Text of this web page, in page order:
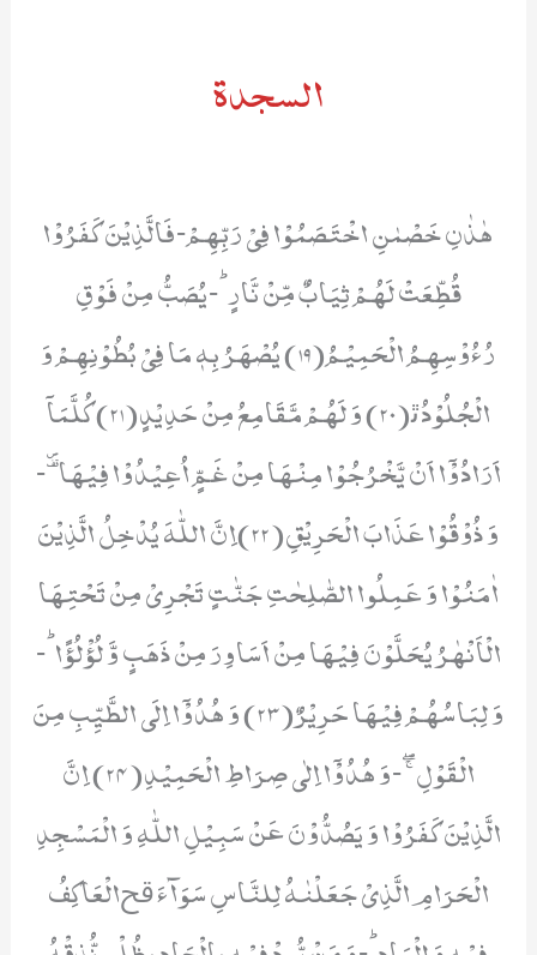
السجدة
هٰذٰنِ خَصْمٰنِ اخْتَصَمُوْا فِیْ رَبِّهِمْ-فَالَّذِیْنَ كَفَرُوْا
قُطِّعَتْ لَهُمْ ثِیَابٌ مِّنْ نَّارٍؕ-یُصَبُّ مِنْ فَوْقِ
رُءُوْسِهِمُ الْحَمِیْمُ(19) یُصْهَرُ بِهٖ مَا فِیْ بُطُوْنِهِمْ وَ
الْجُلُوْدُﭤ(20) وَ لَهُمْ مَّقَامِعُ مِنْ حَدِیْدٍ(21) كُلَّمَاۤ
اَرَادُوْۤا اَنْ یَّخْرُجُوْا مِنْهَا مِنْ غَمٍّ اُعِیْدُوْا فِیْهَاۗ-
وَ ذُوْقُوْا عَذَابَ الْحَرِیْقِ(22)اِنَّ اللّٰهَ یُدْخِلُ الَّذِیْنَ
اٰمَنُوْا وَ عَمِلُوا الصّٰلِحٰتِ جَنّٰتٍ تَجْرِیْ مِنْ تَحْتِهَا
الْاَنْهٰرُ یُحَلَّوْنَ فِیْهَا مِنْ اَسَاوِرَ مِنْ ذَهَبٍ وَّ لُؤْلُؤًاؕ-
وَ لِبَاسُهُمْ فِیْهَا حَرِیْرٌ(23) وَ هُدُوْۤا اِلَى الطَّیِّبِ مِنَ
الْقَوْلِۚۖ-وَ هُدُوْۤا اِلٰى صِرَاطِ الْحَمِیْدِ(24) اِنَّ
الَّذِیْنَ كَفَرُوْا وَ یَصُدُّوْنَ عَنْ سَبِیْلِ اللّٰهِ وَ الْمَسْجِدِ
الْحَرَامِ الَّذِیْ جَعَلْنٰهُ لِلنَّاسِ سَوَآءَ ﰳالْعَاكِفُ